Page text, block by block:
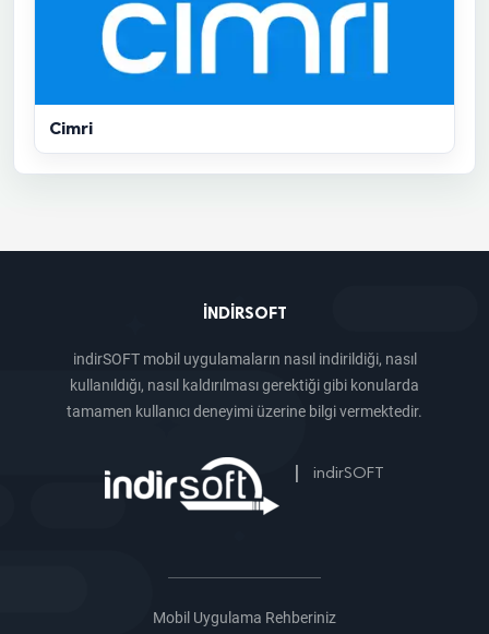
Cimri
INDIRSOFT
indirSOFT mobil uygulamaların nasıl indirildiği, nasıl
kullanıldığı, nasıl kaldırılması gerektiği gibi konularda
tamamen kullanıcı deneyimi üzerine bilgi vermektedir.
indirSOFT
Mobil Uygulama Rehberiniz